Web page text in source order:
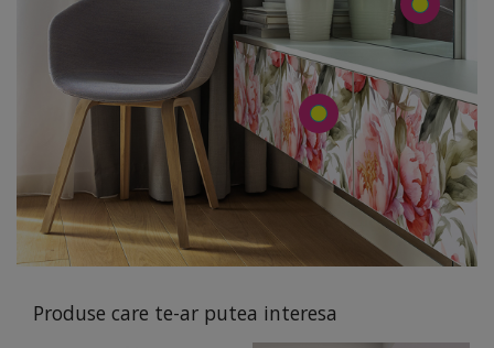
Produse care te-ar putea interesa